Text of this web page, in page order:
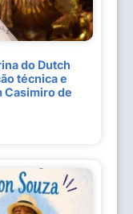
do Dutch
técnica e
Casimiro de